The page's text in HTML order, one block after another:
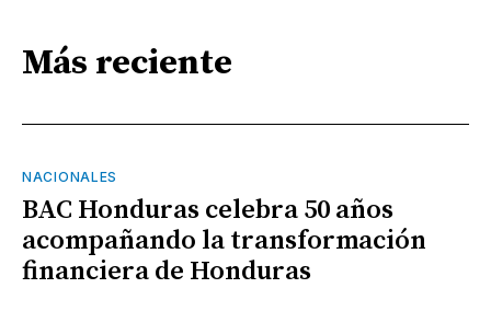
Más reciente
NACIONALES
BAC Honduras celebra 50 años
acompañando la transformación
financiera de Honduras